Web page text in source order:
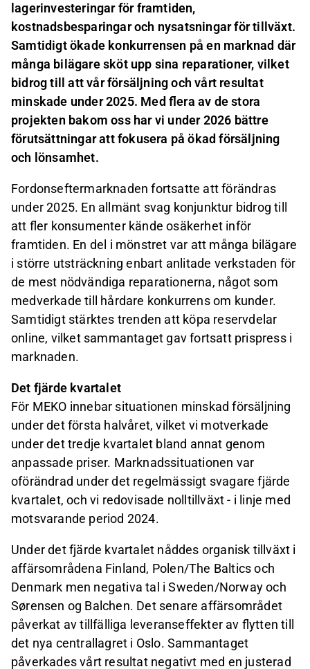
lagerinvesteringar för framtiden,
kostnadsbesparingar och nysatsningar för tillväxt.
Samtidigt ökade konkurrensen på en marknad där
många bilägare sköt upp sina reparationer, vilket
bidrog till att vår försäljning och vårt resultat
minskade under 2025. Med flera av de stora
projekten bakom oss har vi under 2026 bättre
förutsättningar att fokusera på ökad försäljning
och lönsamhet.
Fordonseftermarknaden fortsatte att förändras
under 2025. En allmänt svag konjunktur bidrog till
att fler konsumenter kände osäkerhet inför
framtiden. En del i mönstret var att många bilägare
i större utsträckning enbart anlitade verkstaden för
de mest nödvändiga reparationerna, något som
medverkade till hårdare konkurrens om kunder.
Samtidigt stärktes trenden att köpa reservdelar
online, vilket sammantaget gav fortsatt prispress i
marknaden.
Det fjärde kvartalet
För MEKO innebar situationen minskad försäljning
under det första halvåret, vilket vi motverkade
under det tredje kvartalet bland annat genom
anpassade priser. Marknadssituationen var
oförändrad under det regelmässigt svagare fjärde
kvartalet, och vi redovisade nolltillväxt - i linje med
motsvarande period 2024.
Under det fjärde kvartalet nåddes organisk tillväxt i
affärsområdena Finland, Polen/The Baltics och
Denmark men negativa tal i Sweden/Norway och
Sørensen og Balchen. Det senare affärsområdet
påverkat av tillfälliga leveranseffekter av flytten till
det nya centrallagret i Oslo. Sammantaget
påverkades vårt resultat negativt med en justerad